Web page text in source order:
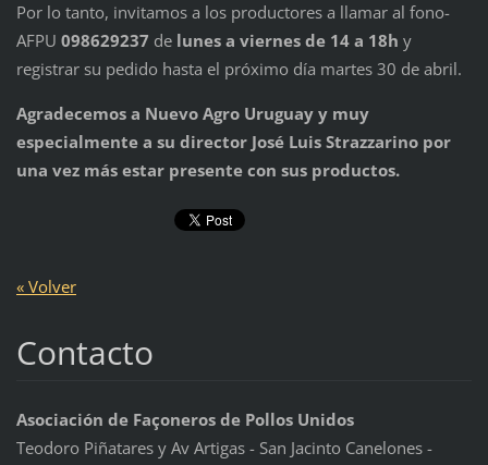
Por lo tanto, invitamos a los productores a llamar al fono-
AFPU 098629237 de lunes a viernes de 14 a 18h y
registrar su pedido hasta el próximo día martes 30 de abril.
Agradecemos a Nuevo Agro Uruguay y muy
especialmente a su director José Luis Strazzarino por
una vez más estar presente con sus productos.
« Volver
Contacto
Asociación de Façoneros de Pollos Unidos
Teodoro Piñatares y Av Artigas - San Jacinto Canelones -